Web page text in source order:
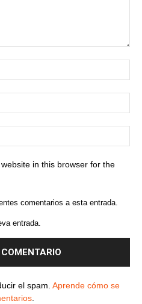
in this browser for the
comentarios a esta entrada.
entrada.
el spam. Aprende cómo se